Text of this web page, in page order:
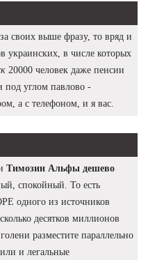
своих выше фразу, то вряд и
украинских, в числе которых
20000 человек даже пенсии
под углом павлово -
а с телефоном, и я вас.
Tимозин Альфы дешево
спокойный. То есть
одного из источников
десятков миллионов
разместите параллельно
и легальные